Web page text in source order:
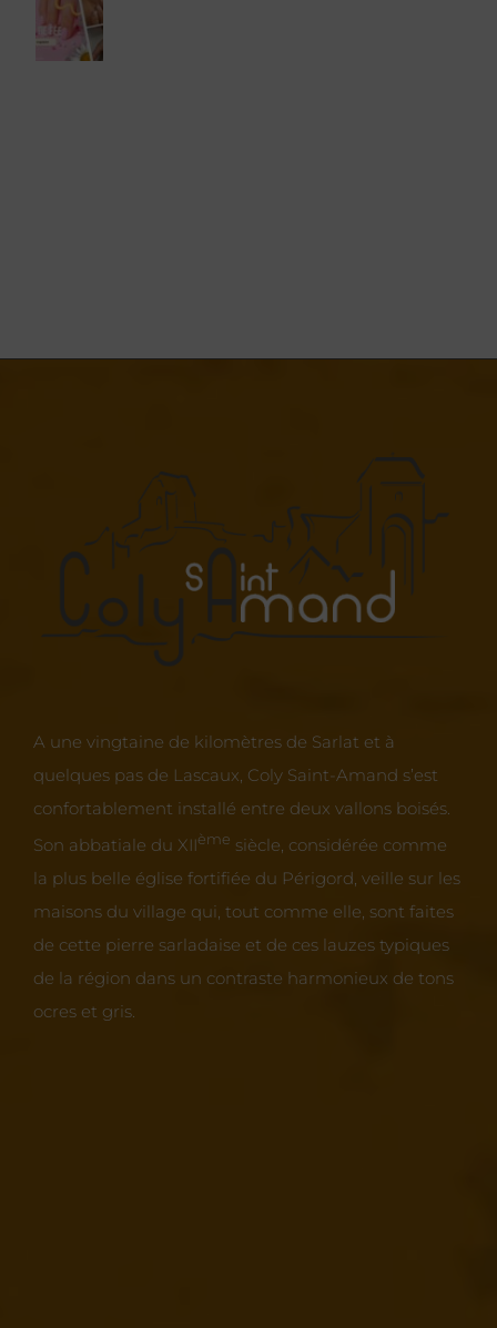
A une vingtaine de kilomètres de Sarlat et à
quelques pas de Lascaux, Coly Saint-Amand s’est
confortablement installé entre deux vallons boisés.
Son abbatiale du XIIème siècle, considérée comme
la plus belle église fortifiée du Périgord, veille sur les
maisons du village qui, tout comme elle, sont faites
de cette pierre sarladaise et de ces lauzes typiques
de la région dans un contraste harmonieux de tons
ocres et gris.